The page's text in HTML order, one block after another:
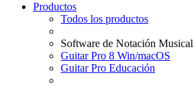
Productos
Todos los productos
Software de Notación Musical
Guitar Pro 8 Win/macOS
Guitar Pro Educación